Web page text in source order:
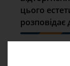
цього